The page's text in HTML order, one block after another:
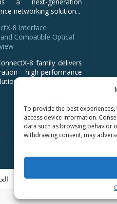
To provide the best
access device information.
data such as browsing behavior
withdrawing consent, may
networking solution...
8 Interface
Compatible Optical
family delivers
high‑performance
for clo...